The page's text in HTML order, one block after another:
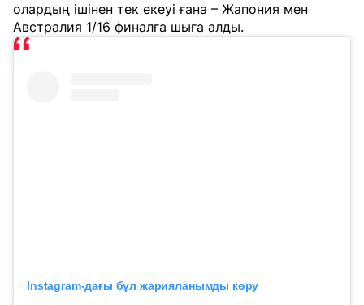
олардың ішінен тек екеуі ғана – Жапония мен
Австралия 1/16 финалға шыға алды.
Instagram-дағы бұл жарияланымды көру